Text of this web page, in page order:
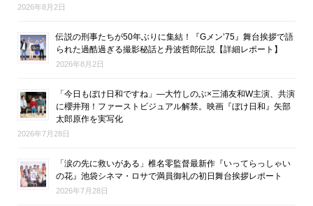
2026年8月2日
伝説の刑事たちが50年ぶりに集結！『Gメン’75』舞台挨拶で語
られた過酷過ぎる撮影秘話と丹波哲郎伝説【詳細レポート】
2026年8月2日
「今日もぼけ日和ですね」―大竹しのぶ×三浦友和W主演、共演
に櫻井翔！ファーストビジュアル解禁。映画『ぼけ日和』矢部
太郎原作を実写化
2026年7月28日
「涙の先に救いがある」椎名零監督最新作『いってらっしゃい
の花』池袋シネマ・ロサで満員御礼の初日舞台挨拶レポート
2026年7月28日